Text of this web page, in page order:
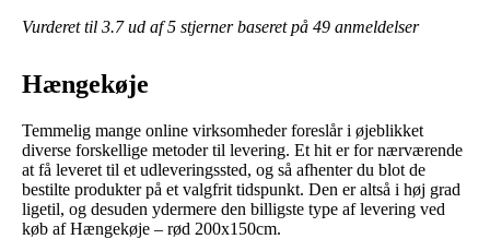
Vurderet til 3.7ud af 5 stjerner baseret på 49 anmeldelser
Hængekøje
Temmelig mange online virksomheder foreslår i øjeblikket
diverse forskellige metoder til levering. Et hit er for nærværende
at få leveret til et udleveringssted, og så afhenter du blot de
bestilte produkter på et valgfrit tidspunkt. Den er altså i høj grad
ligetil, og desuden ydermere den billigste type af levering ved
køb af Hængekøje – rød 200x150cm.